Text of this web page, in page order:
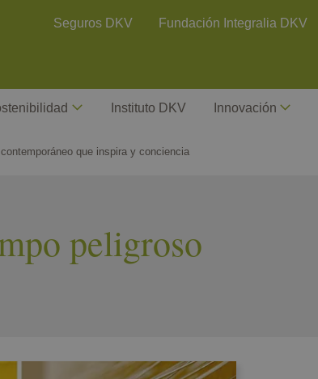
Contact Header
Seguros DKV Fundación Integralia DKV
Instituto DKV Innovación
que inspira y conciencia
peligroso